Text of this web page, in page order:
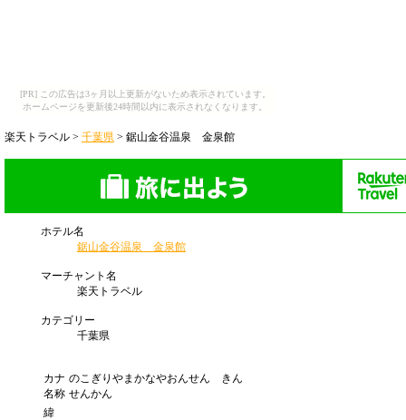
[PR] この広告は3ヶ月以上更新がないため表示されています。
ホームページを更新後24時間以内に表示されなくなります。
楽天トラベル > 千葉県 > 鋸山金谷温泉 金泉館
ホテル名
鋸山金谷温泉 金泉館
マーチャント名
楽天トラベル
カテゴリー
千葉県
カナ
名称
のこぎりやまかなやおんせん きん
せんかん
緯